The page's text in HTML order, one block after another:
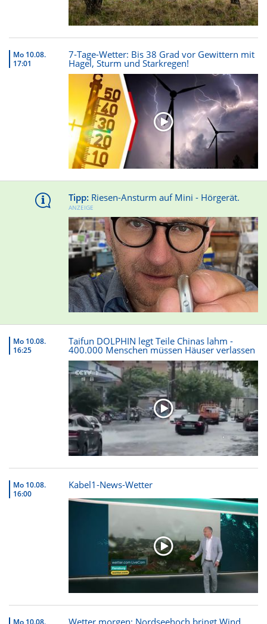
Mo 10.08.
17:01
7-Tage-Wetter: Bis 38 Grad vor Gewittern mit
Hagel, Sturm und Starkregen!
Tipp: Riesen-Ansturm auf Mini - Hörgerät.
ANZEIGE
Mo 10.08.
16:25
Taifun DOLPHIN legt Teile Chinas lahm -
400.000 Menschen müssen Häuser verlassen
Mo 10.08.
16:00
Kabel1-News-Wetter